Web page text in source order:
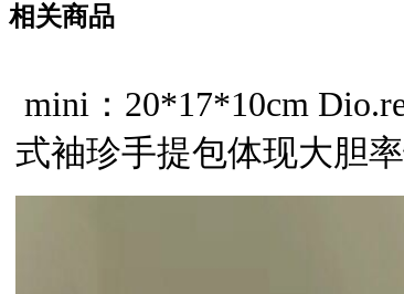
相关商品
mini：20*17*10cm
式袖珍手提包体现大胆